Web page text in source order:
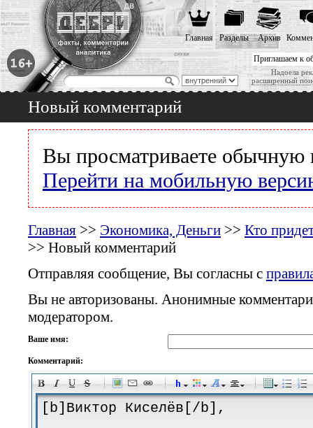
Приглашаем к
Надоела
расширенный
Главная Разделы Архив
Новый комментарий
Вы просматриваете обычную
Перейти на мобильную
Главная >> Экономика, Деньги >> Кто
>> Новый комментарий
Отправляя сообщение, Вы согласны с
Вы не авторизованы. Анонимные
модератором.
Ваше имя:
Комментарий:
-
-
-
-
-
-
-
-
-
-